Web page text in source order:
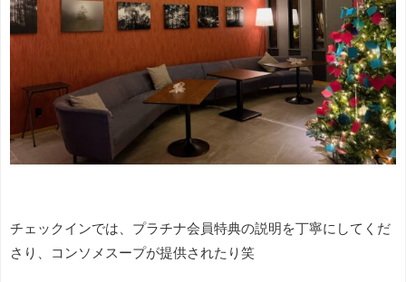
チェックインでは、プラチナ会員特典の説明を丁寧にしてくだ
さり、コンソメスープが提供されたり笑